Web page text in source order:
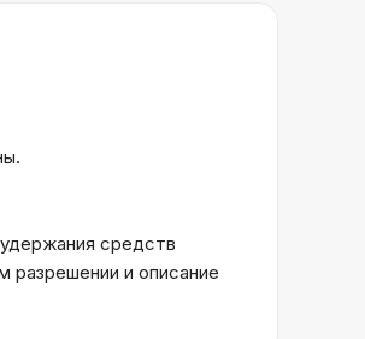
средств
разрешении и описание